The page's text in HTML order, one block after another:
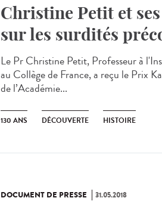
Christine Petit et
sur les surdités
Le Pr Christine Petit, Professeur à
au Collège de France, a reçu le Prix
de l’Académie...
130 ANS DÉCOUVERTE HISTOIRE
DOCUMENT DE PRESSE 31.05.2018